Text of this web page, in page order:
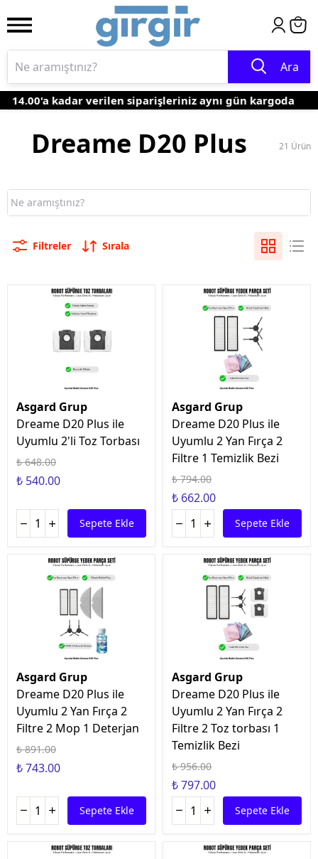
Ara
14.00'a kadar verilen siparişleriniz aynı gün kargoda
Dreame D20 Plus 21 Ürün
Filtreler Sırala
Asgard Grup
Dreame D20 Plus ile
Uyumlu 2'li Toz Torbası
₺ 648.00
₺ 540.00
Sepete Ekle
Asgard Grup
Dreame D20 Plus ile
Uyumlu 2 Yan Fırça 2
Filtre 1 Temizlik Bezi
₺ 794.00
₺ 662.00
Sepete Ekle
Asgard Grup
Dreame D20 Plus ile
Uyumlu 2 Yan Fırça 2
Filtre 2 Mop 1 Deterjan
₺ 891.00
₺ 743.00
Sepete Ekle
Asgard Grup
Dreame D20 Plus ile
Uyumlu 2 Yan Fırça 2
Filtre 2 Toz torbası 1
Temizlik Bezi
₺ 956.00
₺ 797.00
Sepete Ekle